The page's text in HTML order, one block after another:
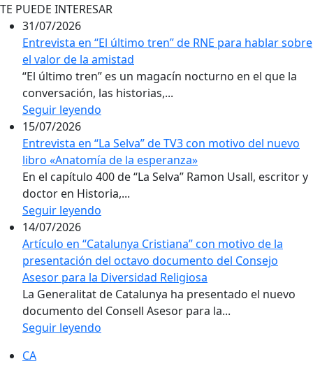
TE PUEDE INTERESAR
31/07/2026
Entrevista en “El último tren” de RNE para hablar sobre
el valor de la amistad
“El último tren” es un magacín nocturno en el que la
conversación, las historias,...
Seguir leyendo
15/07/2026
Entrevista en “La Selva” de TV3 con motivo del nuevo
libro «Anatomía de la esperanza»
En el capítulo 400 de “La Selva” Ramon Usall, escritor y
doctor en Historia,...
Seguir leyendo
14/07/2026
Artículo en “Catalunya Cristiana” con motivo de la
presentación del octavo documento del Consejo
Asesor para la Diversidad Religiosa
La Generalitat de Catalunya ha presentado el nuevo
documento del Consell Asesor para la...
Seguir leyendo
CA